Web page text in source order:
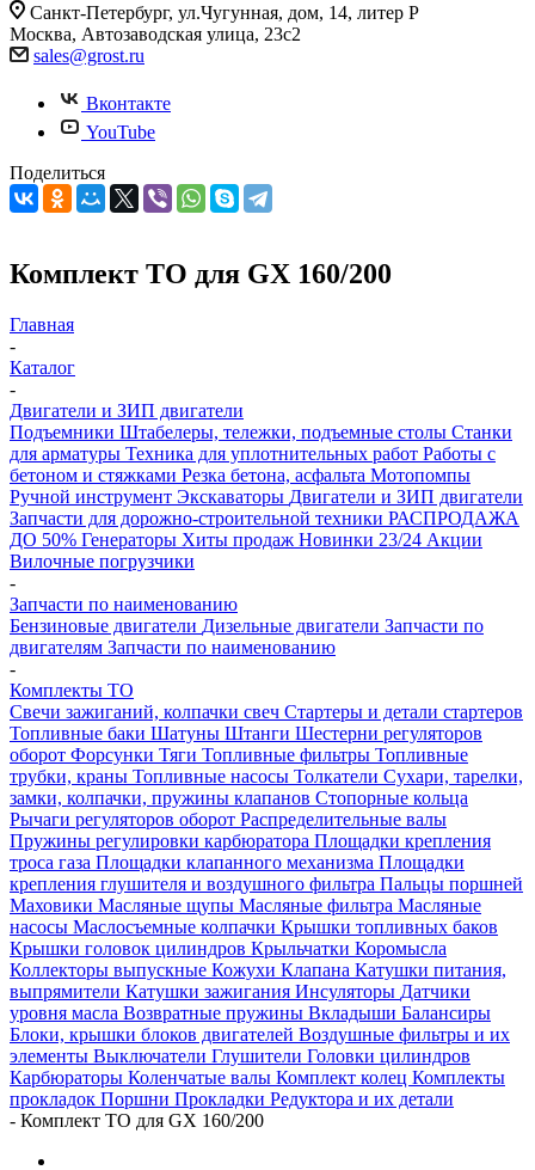
Санкт-Петербург, ул.Чугунная, дом, 14, литер Р
Москва, Автозаводская улица, 23с2
sales@grost.ru
Вконтакте
YouTube
Поделиться
Комплект ТО для GX 160/200
Главная
-
Каталог
-
Двигатели и ЗИП двигатели
Подъемники Штабелеры, тележки, подъемные столы Станки
для арматуры Техника для уплотнительных работ Работы с
бетоном и стяжками Резка бетона, асфальта Мотопомпы
Ручной инструмент Экскаваторы Двигатели и ЗИП двигатели
Запчасти для дорожно-строительной техники РАСПРОДАЖА
ДО 50% Генераторы Хиты продаж Новинки 23/24 Акции
Вилочные погрузчики
-
Запчасти по наименованию
Бензиновые двигатели Дизельные двигатели Запчасти по
двигателям Запчасти по наименованию
-
Комплекты ТО
Свечи зажиганий, колпачки свеч Стартеры и детали стартеров
Топливные баки Шатуны Штанги Шестерни регуляторов
оборот Форсунки Тяги Топливные фильтры Топливные
трубки, краны Топливные насосы Толкатели Сухари, тарелки,
замки, колпачки, пружины клапанов Стопорные кольца
Рычаги регуляторов оборот Распределительные валы
Пружины регулировки карбюратора Площадки крепления
троса газа Площадки клапанного механизма Площадки
крепления глушителя и воздушного фильтра Пальцы поршней
Маховики Масляные щупы Масляные фильтра Масляные
насосы Маслосъемные колпачки Крышки топливных баков
Крышки головок цилиндров Крыльчатки Коромысла
Коллекторы выпускные Кожухи Клапана Катушки питания,
выпрямители Катушки зажигания Инсуляторы Датчики
уровня масла Возвратные пружины Вкладыши Балансиры
Блоки, крышки блоков двигателей Воздушные фильтры и их
элементы Выключатели Глушители Головки цилиндров
Карбюраторы Коленчатые валы Комплект колец Комплекты
прокладок Поршни Прокладки Редуктора и их детали
- Комплект ТО для GX 160/200